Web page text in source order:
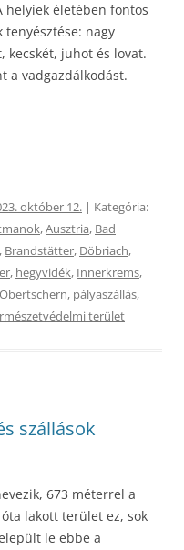
helyiek életében fontos
nagy
kecskét, juhot és lovat.
a vadgazdálkodást.
október 12. | Kategória:
,Ausztria, Bad
, Brandstätter, Döbriach,
, hegyvidék, Innerkrems,
Obertschern, pályaszállás,
terület
szállások
673 méterrel a
lakott terület ez, sok
le ebbe a